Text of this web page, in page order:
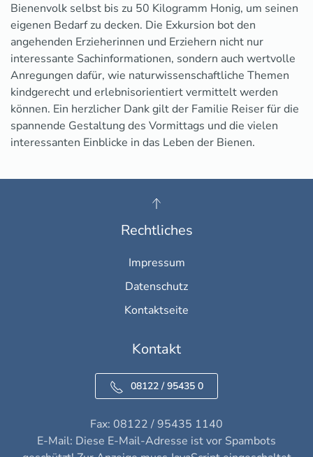
Bienenvolk selbst bis zu 50 Kilogramm Honig, um seinen
eigenen Bedarf zu decken. Die Exkursion bot den
angehenden Erzieherinnen und Erziehern nicht nur
interessante Sachinformationen, sondern auch wertvolle
Anregungen dafür, wie naturwissenschaftliche Themen
kindgerecht und erlebnisorientiert vermittelt werden
können. Ein herzlicher Dank gilt der Familie Reiser für die
spannende Gestaltung des Vormittags und die vielen
interessanten Einblicke in das Leben der Bienen.
Rechtliches
Impressum
Datenschutz
Kontaktseite
Kontakt
08122 / 95435 0
Fax: 08122 / 95435 1140
E-Mail: Diese E-Mail-Adresse ist vor Spambots